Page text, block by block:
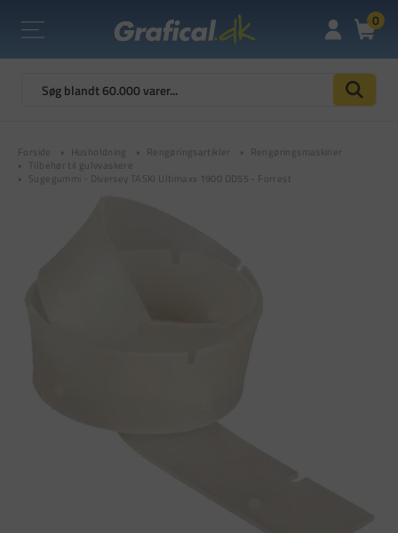
0
Forside Husholdning Rengøringsartikler
Rengøringsmaskiner
Tilbehør til gulvvaskere
Sugegummi - Diversey TASKI Ultimaxx 1900 DD55 - Forrest